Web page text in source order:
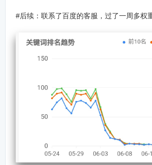
#后续：联系了百度的客服，过了一周多权